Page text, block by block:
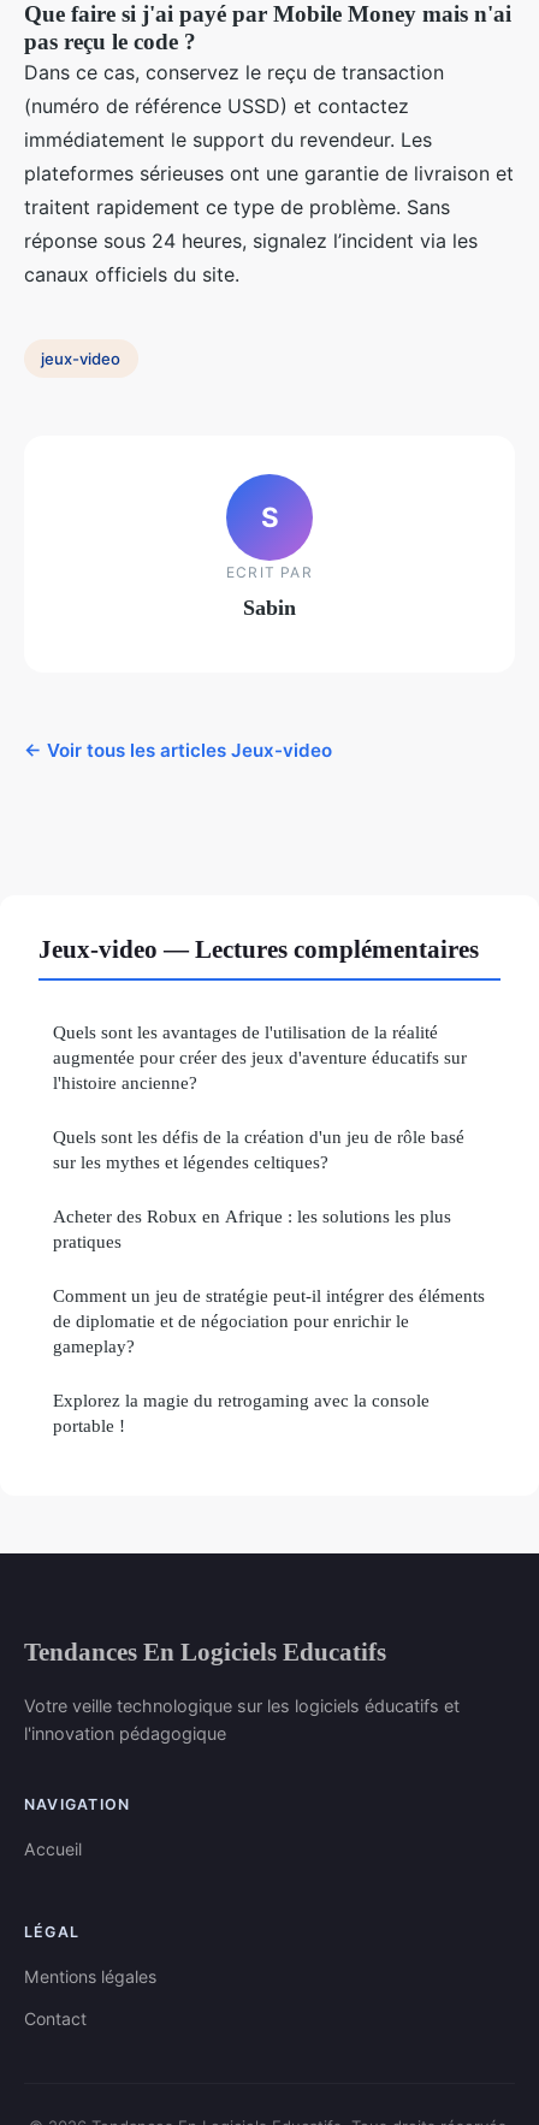
Que faire si j'ai payé par Mobile Money mais n'ai
pas reçu le code ?
Dans ce cas, conservez le reçu de transaction
(numéro de référence USSD) et contactez
immédiatement le support du revendeur. Les
plateformes sérieuses ont une garantie de livraison et
traitent rapidement ce type de problème. Sans
réponse sous 24 heures, signalez l’incident via les
canaux officiels du site.
jeux-video
S
ECRIT PAR
Sabin
← Voir tous les articles Jeux-video
Jeux-video — Lectures complémentaires
Quels sont les avantages de l'utilisation de la réalité
augmentée pour créer des jeux d'aventure éducatifs sur
l'histoire ancienne?
Quels sont les défis de la création d'un jeu de rôle basé
sur les mythes et légendes celtiques?
Acheter des Robux en Afrique : les solutions les plus
pratiques
Comment un jeu de stratégie peut-il intégrer des éléments
de diplomatie et de négociation pour enrichir le
gameplay?
Explorez la magie du retrogaming avec la console
portable !
Tendances En Logiciels Educatifs
Votre veille technologique sur les logiciels éducatifs et
l'innovation pédagogique
NAVIGATION
Accueil
LÉGAL
Mentions légales
Contact